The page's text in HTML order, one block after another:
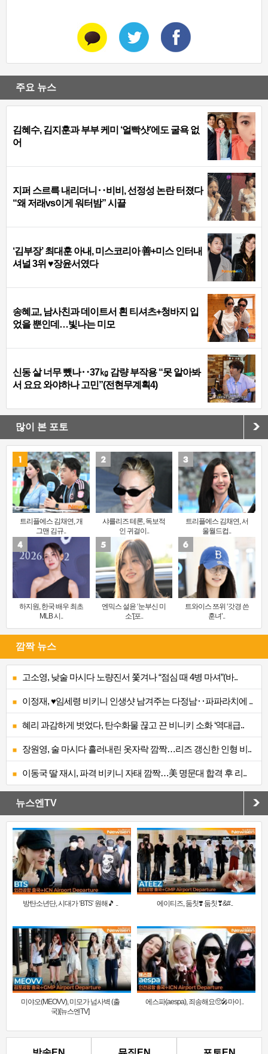
주요 뉴스
김혜수, 김지훈과 부부 케미 ‘얼빡샷’에도 굴욕 없
어
지퍼 스르륵 내리더니‥비비, 선정성 논란 터졌다
“왜 저래vs이게 워터밤” 시끌
‘김부장’ 최대훈 아내, 미스코리아 善+미스 인터내
셔널 3위 ♥장윤서였다
송혜교, 남사친과 데이트서 흰 티셔츠+청바지 입
었을 뿐인데…빛나는 미모
신동 살 너무 뺐나‥37㎏ 감량 부작용 “못 알아봐
서 요요 와야하나 고민”(전현무계획4)
많이 본 포토
트리플에스 김채연, 개
그맨 김규..
샤를리즈 테론, 독보적
인 귀걸이..
트리플에스 김채연, 서
울월드컵..
하지원, 한국 배우 최초
MLB 시..
엔믹스 설윤 ‘눈부신 미
소’[포..
트와이스 쯔위 ‘갓경 쓴
훈녀’..
깜짝 뉴스
고소영, 낮술 마시다 노량진서 쫓겨나 “점심 때 4병 마셔”(바..
이정재, ♥임세령 비키니 인생샷 남겨주는 다정남‥파파라치에 ..
혜리 과감하게 벗었다, 탄수화물 끊고 끈 비니키 소화 ‘역대급..
장원영, 술 마시다 흘러내린 옷자락 깜짝…리즈 갱신한 인형 비..
이동국 딸 재시, 파격 비키니 자태 깜짝…美 명문대 합격 후 리..
뉴스엔TV
방탄소년단, 시대가 ‘BTS’ 원해🎵 .. 에이티즈, 둠칫❣️ 둠칫❣&#..
미야오(MEOVV), 미모가 넘사벽 (출
국)[뉴스엔TV]
에스파(aespa), 죄송해요🥺🎤마이..